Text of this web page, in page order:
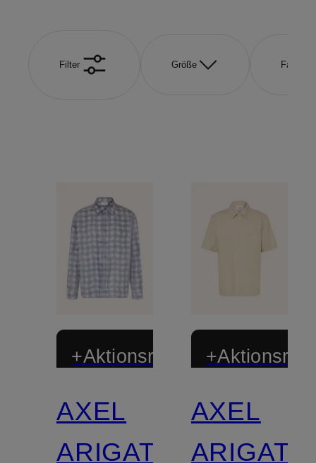
Filter Größe Farbe
+Aktionsrabatt
AXEL
ARIGATO
AXEL
ARIGATO